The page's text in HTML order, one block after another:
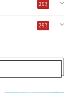
293
293